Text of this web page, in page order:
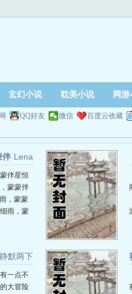
玄幻小说 耽美小说 网
QQ好友 微信 百度云收藏
Lena
伴
伴星恒
蒙蒙伴
，蒙蒙
雨，蒙
静默两下
一点不
大冒险